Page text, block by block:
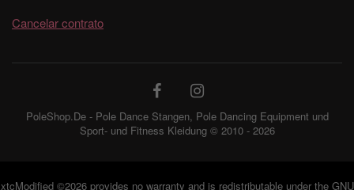
Cancelar contrato
PoleShop.De - Pole Dance Stangen, Pole Dancing Equipment und
Sport- und Fitness Kleidung © 2010 - 2026
xtcModified©2026 provides no warranty and is redistributable under the GNU